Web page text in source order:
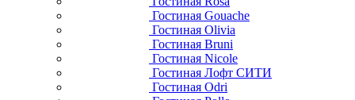
Гостиная Gouache
Гостиная Olivia
Гостиная Bruni
Гостиная Nicole
Гостиная Лофт СИТИ
Гостиная Odri